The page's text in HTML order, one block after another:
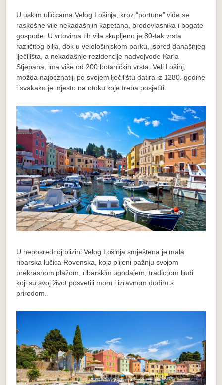
U uskim uličicama Velog Lošinja, kroz “portune” vide se
raskošne vile nekadašnjih kapetana, brodovlasnika i bogate
gospode. U vrtovima tih vila skupljeno je 80-tak vrsta
različitog bilja, dok u velološinjskom parku, ispred današnjeg
lječilišta, a nekadašnje rezidencije nadvojvode Karla
Stjepana, ima više od 200 botaničkih vrsta. Veli Lošinj,
možda najpoznatiji po svojem lječilištu datira iz 1280. godine
i svakako je mjesto na otoku koje treba posjetiti.
U neposrednoj blizini Velog Lošinja smještena je mala
ribarska lučica Rovenska, koja plijeni pažnju svojom
prekrasnom plažom, ribarskim ugođajem, tradicijom ljudi
koji su svoj život posvetili moru i izravnom dodiru s
prirodom.